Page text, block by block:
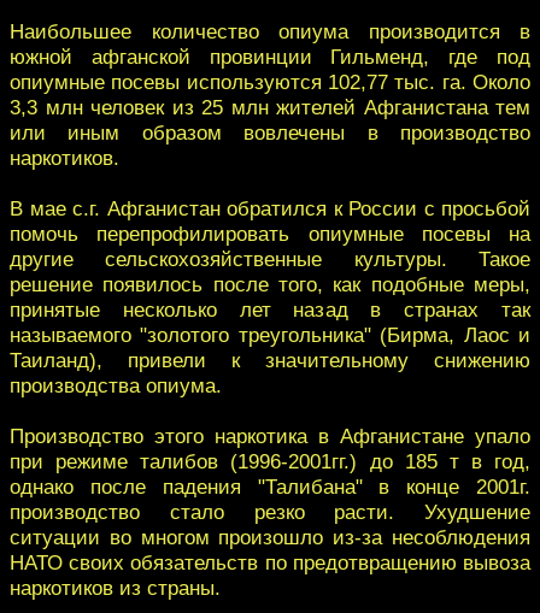
Наибольшее количество опиума производится в
южной афганской провинции Гильменд, где под
опиумные посевы используются 102,77 тыс. га. Около
3,3 млн человек из 25 млн жителей Афганистана тем
или иным образом вовлечены в производство
наркотиков.
В мае с.г. Афганистан обратился к России с просьбой
помочь перепрофилировать опиумные посевы на
другие сельскохозяйственные культуры. Такое
решение появилось после того, как подобные меры,
принятые несколько лет назад в странах так
называемого "золотого треугольника" (Бирма, Лаос и
Таиланд), привели к значительному снижению
производства опиума.
Производство этого наркотика в Афганистане упало
при режиме талибов (1996-2001гг.) до 185 т в год,
однако после падения "Талибана" в конце 2001г.
производство стало резко расти. Ухудшение
ситуации во многом произошло из-за несоблюдения
НАТО своих обязательств по предотвращению вывоза
наркотиков из страны.